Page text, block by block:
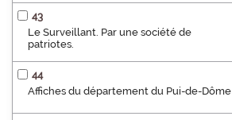
43
Le Surveillant. Par une société de
patriotes.
44
Affiches du département du Pui-de-Dôme